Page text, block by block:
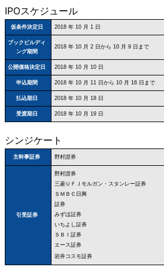
IPOスケジュール
仮条件決定日 2018 年 10 月 1 日
ブックビルディ
ング期間
2018 年 10 月 2 日から 10 月 9 日まで
公開価格決定日 2018 年 10 月 10 日
申込期間 2018 年 10 月 11 日から 10 月 16 日まで
払込期日 2018 年 10 月 18 日
受渡期日 2018 年 10 月 19 日
シンジケート
主幹事証券 野村證券
引受証券
野村證券
三菱ＵＦＪモルガン・スタンレー証券
ＳＭＢＣ日興
証券
みずほ証券
いちよし証券
ＳＢＩ証券
エース証券
岩井コスモ証券